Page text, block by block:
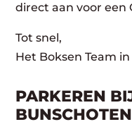
direct aan voor een
Tot snel,
Het Boksen Team
PARKEREN
BUNSCHOTEN